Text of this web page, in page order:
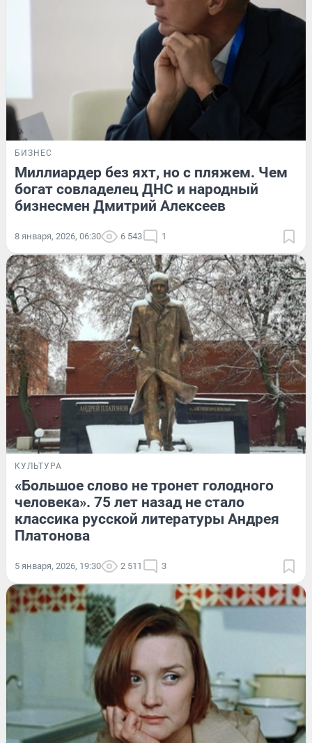
БИЗНЕС
Миллиардер без яхт, но с пляжем. Чем
богат совладелец ДНС и народный
бизнесмен Дмитрий Алексеев
8 января, 2026, 06:30 6 543 1
КУЛЬТУРА
«Большое слово не тронет голодного
человека». 75 лет назад не стало
классика русской литературы Андрея
Платонова
5 января, 2026, 19:30 2 511 3